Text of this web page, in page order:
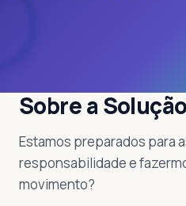
Sobre a Solução
Estamos preparados para
responsabilidade e
movimento?